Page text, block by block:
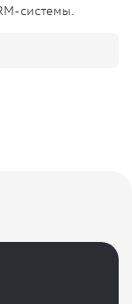
системы.